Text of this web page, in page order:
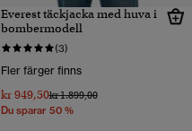
Everest täckjacka med huva i
bombermodell
(3)
Fler färger finns
kr 949,50Pris reducerat från
kr 1.899,00till
Du sparar 50 %